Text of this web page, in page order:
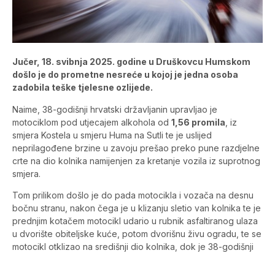
Jučer, 18. svibnja 2025. godine u Druškovcu Humskom
došlo je do prometne nesreće u kojoj je jedna osoba
zadobila teške tjelesne ozlijede.
Naime, 38-godišnji hrvatski državljanin upravljao je
motociklom pod utjecajem alkohola od 1,56 promila , iz
smjera Kostela u smjeru Huma na Sutli te je uslijed
neprilagođene brzine u zavoju prešao preko pune razdjelne
crte na dio kolnika namijenjen za kretanje vozila iz suprotnog
smjera.
Tom prilikom došlo je do pada motocikla i vozača na desnu
bočnu stranu, nakon čega je u klizanju sletio van kolnika te je
prednjim kotačem motocikl udario u rubnik asfaltiranog ulaza
u dvorište obiteljske kuće, potom dvorišnu živu ogradu, te se
motocikl otklizao na središnji dio kolnika, dok je 38-godišnji